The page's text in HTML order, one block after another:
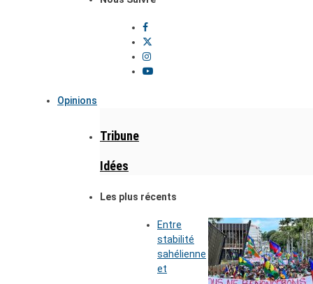
Opinions
Tribune
Idées
Les plus récents
Entre
stabilité
sahélienne
et